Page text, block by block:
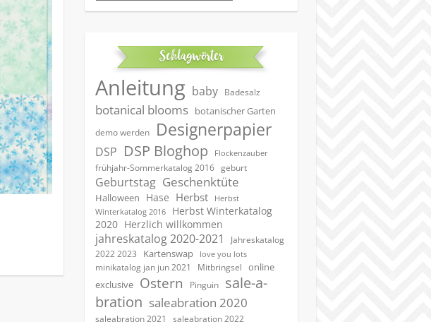
Schlagwörter
Anleitung baby Badesalz
botanical blooms botanischer Garten
demo werden Designerpapier
DSP DSP Bloghop Flockenzauber
frühjahr-Sommerkatalog 2016 geburt
Geburtstag Geschenktüte
Halloween Hase Herbst
Herbst
Winterkatalog 2016
Herbst Winterkatalog
2020 Herzlich willkommen
jahreskatalog 2020-2021
Jahreskatalog
2022 2023
Kartenswap love you lots
minikatalog jan jun 2021 Mitbringsel
online
exclusive Ostern Pinguin
sale-a-
bration saleabration 2020
saleabration 2021 saleabration 2022